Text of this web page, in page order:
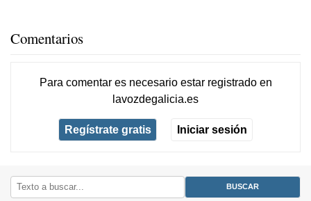
Comentarios
Para comentar es necesario estar registradoen
lavozdegalicia.es
Regístrate gratis Iniciar sesión